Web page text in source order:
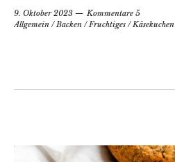
9. Oktober 2023
Kommentare 5
Allgemein /Backen /Fruchtiges /Käsekuchen